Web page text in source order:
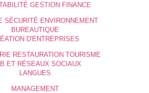
GESTION FINANCE
SÉCURITÉ ENVIRONNEMENT
BUREAUTIQUE
D'ENTREPRISES
RESTAURATION TOURISME
ET RÉSEAUX SOCIAUX
LANGUES
MANAGEMENT